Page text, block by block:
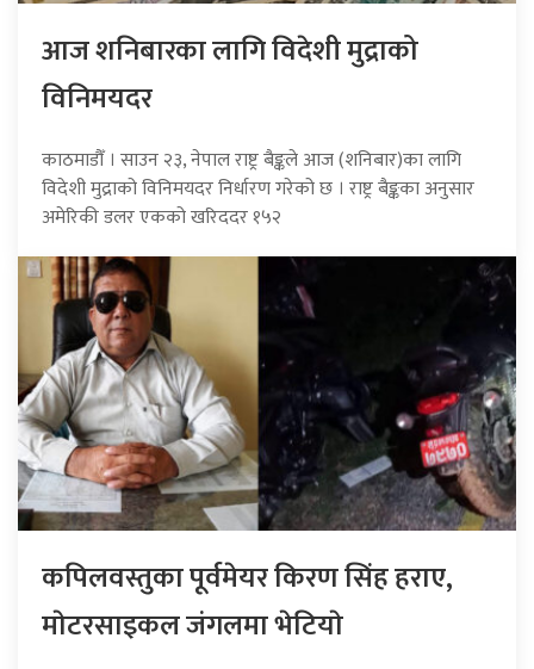
आज शनिबारका लागि विदेशी मुद्राको
विनिमयदर
काठमाडौँ । साउन २३, नेपाल राष्ट्र बैङ्कले आज (शनिबार)का लागि
विदेशी मुद्राको विनिमयदर निर्धारण गरेको छ । राष्ट्र बैङ्कका अनुसार
अमेरिकी डलर एकको खरिददर १५२
कपिलवस्तुका पूर्वमेयर किरण सिंह हराए,
माेटरसाइकल जंगलमा भेटियाे